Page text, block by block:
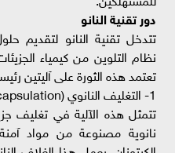
دور تقنية النانو
تتدخل تقنية النانو لتقديم
نظام التلوين من كيمياء الجزيئات
تعتمد هذه الثورة على آليتين
1- التغليف النانوي (Nanoencapsulation): درع حماية شفاف
تتمثل هذه الآلية في تغليف
نانوية مصنوعة من مواد